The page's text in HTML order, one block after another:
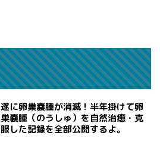
遂に卵巣嚢腫が消滅！半年掛けて卵
巣嚢腫（のうしゅ）を自然治癒・克
服した記録を全部公開するよ。